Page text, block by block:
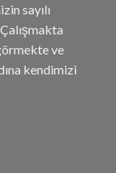
sayılı
ve
kendimizi